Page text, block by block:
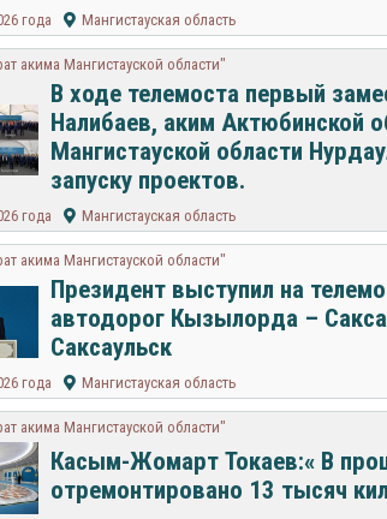
года Мангистауская область
акима Мангистауской области"
В ходе телемоста первый
Налибаев, аким Актюбинской
Мангистауской области
запуску проектов.
года Мангистауская область
акима Мангистауской области"
Президент выступил на
автодорог Кызылорда –
Саксаульск
года Мангистауская область
акима Мангистауской области"
Касым-Жомарт Токаев:« В
отремонтировано 13 тысяч